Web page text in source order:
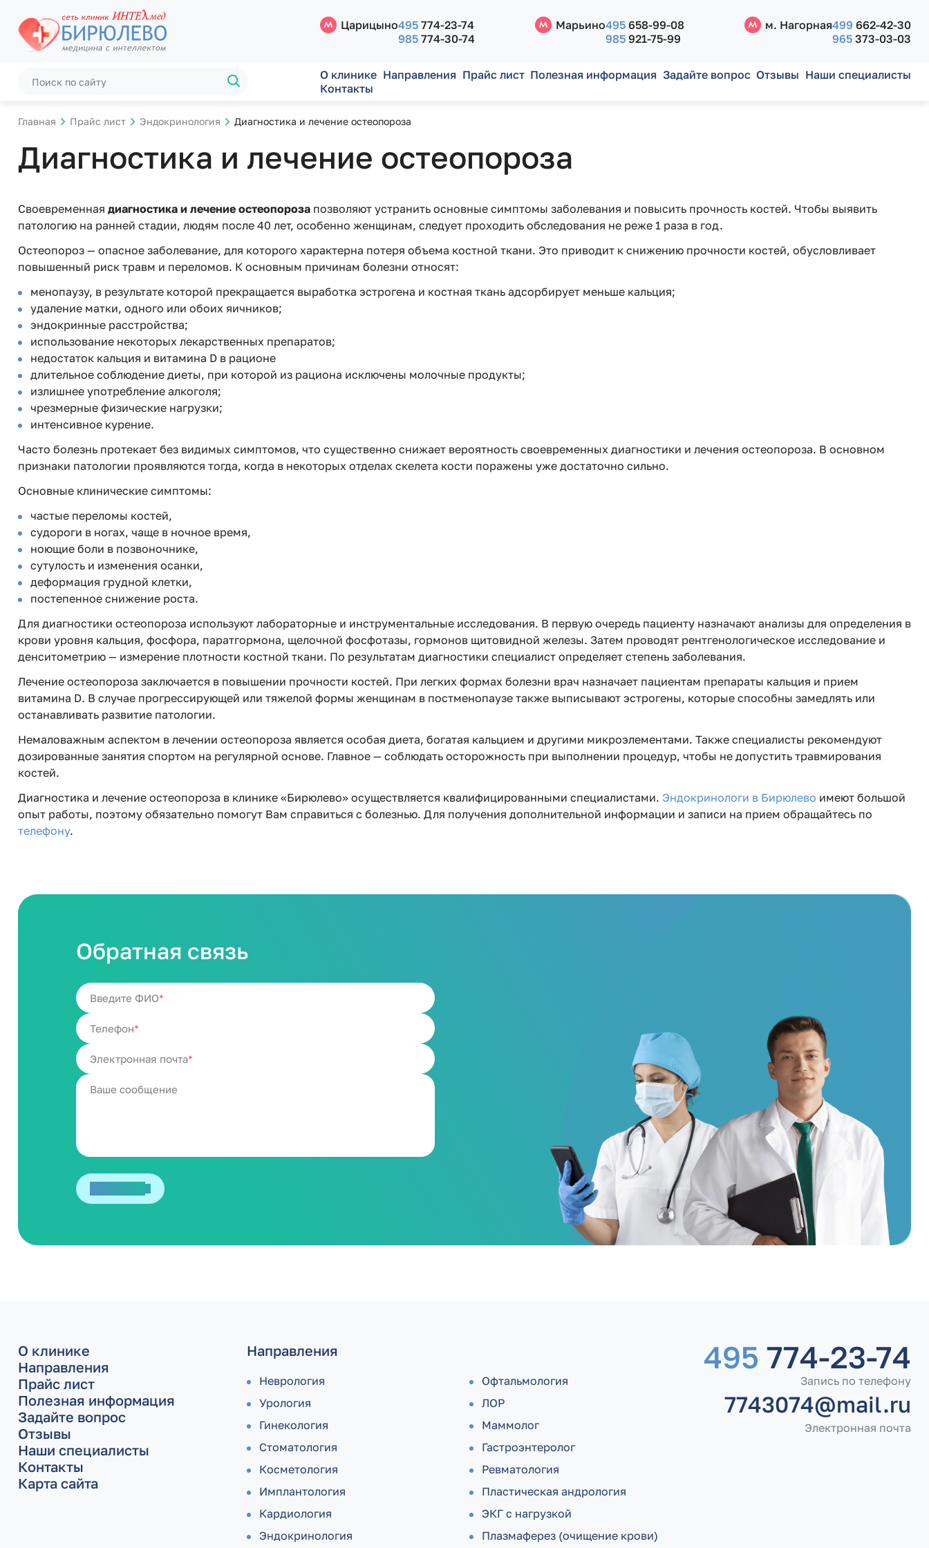
Царицыно495 774-23-74
985 774-30-74
Марьино495 658-99-08
985 921-75-99
м. Нагорная499 662-42-30
965373-03-03
О клинике Направления Прайс лист Полезная информация Задайте вопрос Отзывы Наши специалисты
Контакты
Главная Прайс лист Эндокринология Диагностика и лечение остеопороза
Диагностика и лечение остеопороза
Своевременная диагностика и лечение остеопороза позволяют устранить основные симптомы заболевания и повысить прочность костей. Чтобы выявить
патологию на ранней стадии, людям после 40 лет, особенно женщинам, следует проходить обследования не реже 1 раза в год.
Остеопороз — опасное заболевание, для которого характерна потеря объема костной ткани. Это приводит к снижению прочности костей, обусловливает
повышенный риск травм и переломов. К основным причинам болезни относят:
менопаузу, в результате которой прекращается выработка эстрогена и костная ткань адсорбирует меньше кальция;
удаление матки, одного или обоих яичников;
эндокринные расстройства;
использование некоторых лекарственных препаратов;
недостаток кальция и витамина D в рационе
длительное соблюдение диеты, при которой из рациона исключены молочные продукты;
излишнее употребление алкоголя;
чрезмерные физические нагрузки;
интенсивное курение.
Часто болезнь протекает без видимых симптомов, что существенно снижает вероятность своевременных диагностики и лечения остеопороза. В основном
признаки патологии проявляются тогда, когда в некоторых отделах скелета кости поражены уже достаточно сильно.
Основные клинические симптомы:
частые переломы костей,
судороги в ногах, чаще в ночное время,
ноющие боли в позвоночнике,
сутулость и изменения осанки,
деформация грудной клетки,
постепенное снижение роста.
Для диагностики остеопороза используют лабораторные и инструментальные исследования. В первую очередь пациенту назначают анализы для определения в
крови уровня кальция, фосфора, паратгормона, щелочной фосфотазы, гормонов щитовидной железы. Затем проводят рентгенологическое исследование и
денситометрию — измерение плотности костной ткани. По результатам диагностики специалист определяет степень заболевания.
Лечение остеопороза заключается в повышении прочности костей. При легких формах болезни врач назначает пациентам препараты кальция и прием
витамина D. В случае прогрессирующей или тяжелой формы женщинам в постменопаузе также выписывают эстрогены, которые способны замедлять или
останавливать развитие патологии.
Немаловажным аспектом в лечении остеопороза является особая диета, богатая кальцием и другими микроэлементами. Также специалисты рекомендуют
дозированные занятия спортом на регулярной основе. Главное — соблюдать осторожность при выполнении процедур, чтобы не допустить травмирования
костей.
Диагностика и лечение остеопороза в клинике «Бирюлево» осуществляется квалифицированными специалистами. Эндокринологи в Бирюлево имеют большой
опыт работы, поэтому обязательно помогут Вам справиться с болезнью. Для получения дополнительной информации и записи на прием обращайтесь по
телефону.
Обратная связь
Введите ФИО
Телефон
Электронная почта
О клинике
Направления
Прайс лист
Полезная информация
Задайте вопрос
Отзывы
Наши специалисты
Контакты
Карта сайта
Направления
Неврология
Урология
Гинекология
Стоматология
Косметология
Имплантология
Кардиология
Эндокринология
Офтальмология
ЛОР
Маммолог
Гастроэнтеролог
Ревматология
Пластическая андрология
ЭКГ с нагрузкой
Плазмаферез (очищение крови)
495 774-23-74
Запись по телефону
7743074@mail.ru
Электронная почта